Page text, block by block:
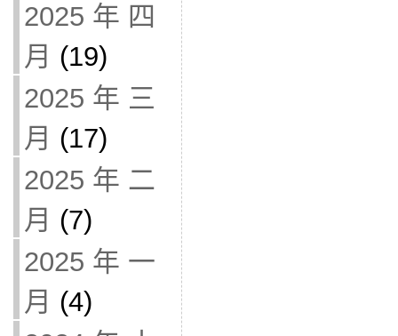
2025 年 四
月 (19)
2025 年 三
月 (17)
2025 年 二
月 (7)
2025 年 一
月 (4)